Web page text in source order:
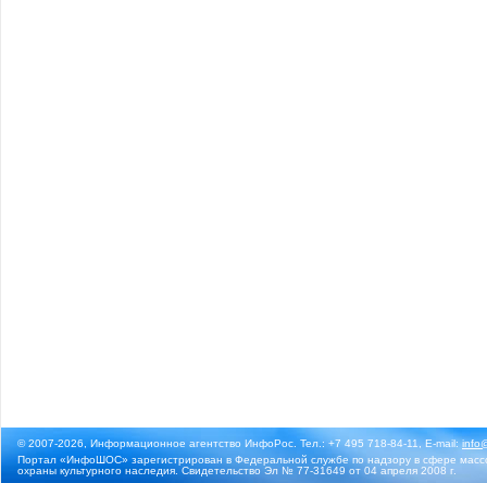
© 2007-2026, Информационное агентство ИнфоРос. Тел.: +7 495 718-84-11, E-mail:
Портал «ИнфоШОС» зарегистрирован в Федеральной службе по надзору в сфере
охраны культурного наследия. Свидетельство Эл № 77-31649 от 04 апреля 2008 г.